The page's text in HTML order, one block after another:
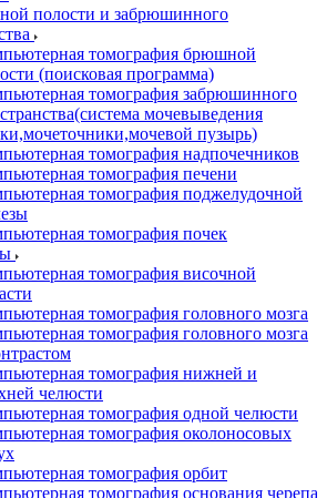
полости и забрюшинного
томография брюшной
(поисковая программа)
томография забрюшинного
мочевыведения
пузырь)
томография надпочечников
томография печени
томография поджелудочной
томография почек
томография височной
томография головного мозга
томография головного мозга
томография нижней и
челюсти
томография одной челюсти
томография околоносовых
томография орбит
томография основания черепа